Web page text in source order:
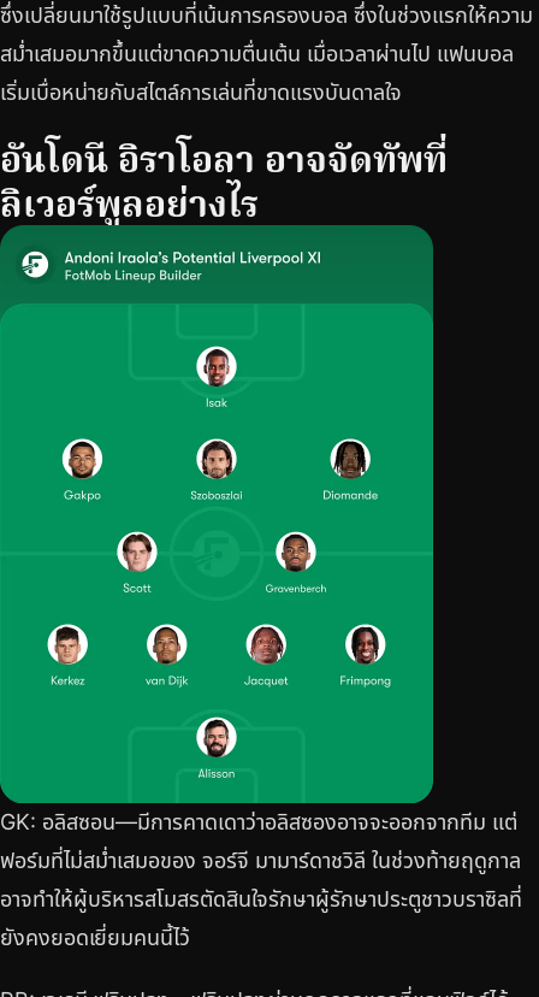
ซึ่งเปลี่ยนมาใช้รูปแบบที่เน้นการครองบอล ซึ่งในช่วงแรกให้ความ
สม่ำเสมอมากขึ้นแต่ขาดความตื่นเต้น เมื่อเวลาผ่านไป แฟนบอล
เริ่มเบื่อหน่ายกับสไตล์การเล่นที่ขาดแรงบันดาลใจ
อันโดนี อิราโอลา อาจจัดทัพที่
ลิเวอร์พูลอย่างไร
GK: อลิสซอน—มีการคาดเดาว่าอลิสซองอาจจะออกจากทีม แต่
ฟอร์มที่ไม่สม่ำเสมอของ จอร์จี มามาร์ดาชวิลี ในช่วงท้ายฤดูกาล
อาจทำให้ผู้บริหารสโมสรตัดสินใจรักษาผู้รักษาประตูชาวบราซิลที่
ยังคงยอดเยี่ยมคนนี้ไว้